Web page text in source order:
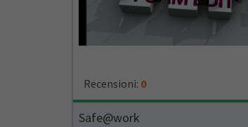
Recensioni: 0
Safe@work